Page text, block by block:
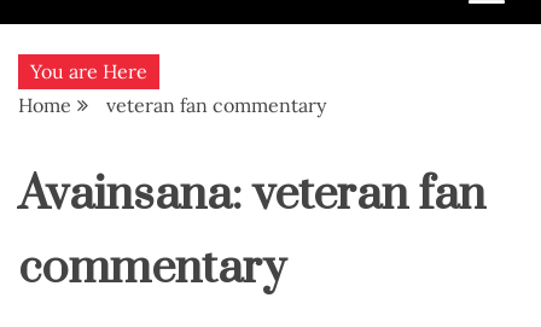
You are Here
Home
veteran fan commentary
Avainsana:veteran fan
commentary